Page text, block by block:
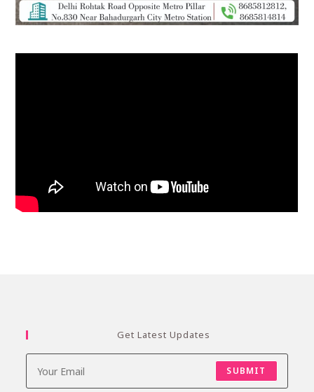
Get Latest Updates
SUBMIT